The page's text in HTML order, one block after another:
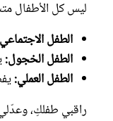
ليس كل الأطفال
الطفل
الطفل الخجول:
الطفل العملي:
راقبي طفلكِ،